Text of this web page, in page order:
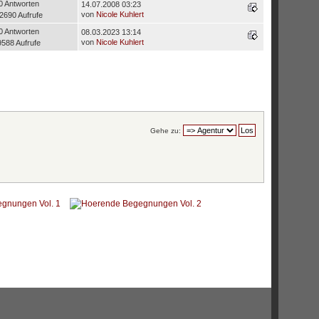
Antworten
Aufrufe
14.07.2008 03:23
von Nicole Kuhlert
Antworten
Aufrufe
08.03.2023 13:14
von Nicole Kuhlert
Gehe zu: